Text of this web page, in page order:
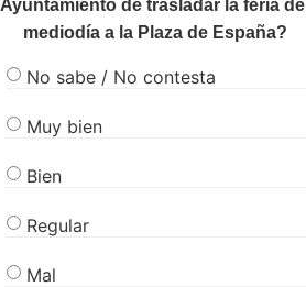
Ayuntamiento de trasladar la feria del
mediodía a la Plaza de España?
No sabe / No contesta
Muy bien
Bien
Regular
Mal